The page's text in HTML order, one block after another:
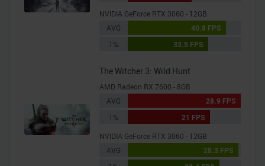
NVIDIA GeForce RTX 3060 - 12GB
AVG
40.8 FPS
1%
33.5 FPS
The Witcher 3: Wild Hunt
AMD Radeon RX 7600 - 8GB
AVG
28.9 FPS
1%
21 FPS
NVIDIA GeForce RTX 3060 - 12GB
AVG
28.3 FPS